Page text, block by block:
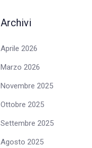
Archivi
Aprile 2026
Marzo 2026
Novembre 2025
Ottobre 2025
Settembre 2025
Agosto 2025